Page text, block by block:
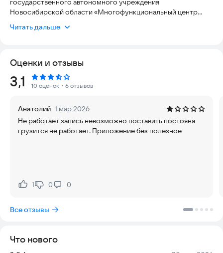
государственного автономного учреждения
Новосибирской области «Многофункциональный центр
муниципальных услуг Новосибирской области» (ГАУ НСО
Открываете свое дело? Приобретаете недвижимость? У Вас
родился ребенок?
Центры и офисы «Мои Документы» Новосибирской области
процесс получения государственных и муниципальных
услуг простым и необременительным.
предоставляемых государственных и муниципальных услуг.
получение государственных услуг:
системы электронной очереди и предварительной записи
Читать дальше
Оценки и отзывы
Рейтинг:
3,1 10 оценок ・6 отзывов
Анатолий 1 мар 2026
Не работает запись невозможно поставить постояна
грузится не работает. Приложение без полезное
Нравится:
1Не нравится:
0 0
Все отзывы
Что нового